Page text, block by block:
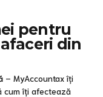
pentru
din
– MyAccountax îți
cum îți afectează